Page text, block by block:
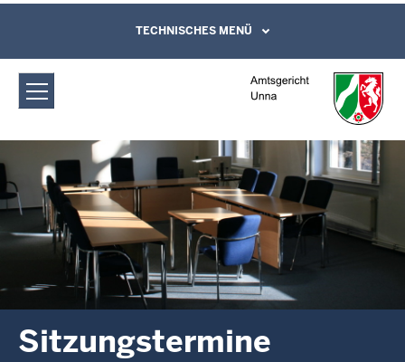
Amtsgericht Unna: Sitzungstermine
Direkt zum Inhalt
Leichte Sprache, Gebärdensprachenvideo
und Kontaktformular
TECHNISCHES MENÜ
Sitzungstermine